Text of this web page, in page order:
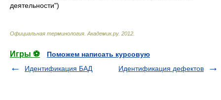
деятельности")
Официальная терминология Академик.ру. 2012
Игры ⚽
Поможем написать курсовую
Идентификация БАД
Идентификация дефектов